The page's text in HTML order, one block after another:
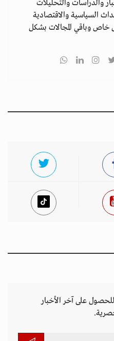
والدراسات والتحليلات
السياسية والاقتصادية
خاص وباقي المجالات بشكل
على آخر الأخبار